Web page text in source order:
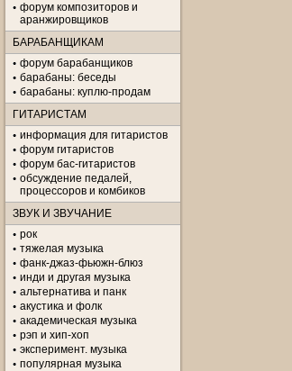
форум композиторов и
аранжировщиков
БАРАБАНЩИКАМ
форум барабанщиков
барабаны: беседы
барабаны: куплю-продам
ГИТАРИСТАМ
информация для гитаристов
форум гитаристов
форум бас-гитаристов
обсуждение педалей,
процессоров и комбиков
ЗВУК И ЗВУЧАНИЕ
рок
тяжелая музыка
фанк-джаз-фьюжн-блюз
инди и другая музыка
альтернатива и панк
акустика и фолк
академическая музыка
рэп и хип-хоп
эксперимент. музыка
популярная музыка